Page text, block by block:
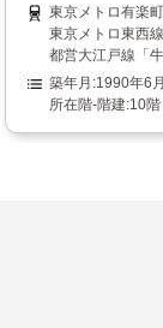
東京メトロ有楽
東京メトロ東西
都営大江戸線「
1990年6
10